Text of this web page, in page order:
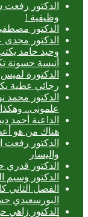
الدكتور
وظيفية !
الدكتور
الدكتور
وحيد حامد
أنيسة حسونة تكتب: ٥ نقط «مزايدة»
الدكتورة
رجائي عطية
الدكتور محمد
علمونى.. وهكذا
الداعية
هناك من هو
الدكتور رفعت
واليسار
الدكتور
الدكتور
الفصل الثاني
الدكتور زاهي